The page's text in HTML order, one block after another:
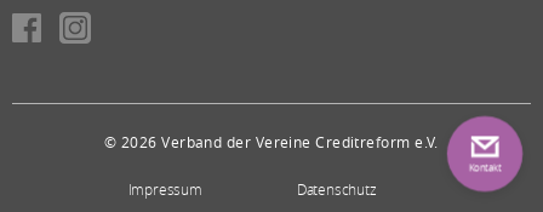
© 2026 Verband der Vereine Creditreform e.V.
Impressum Datenschutz
Kontakt